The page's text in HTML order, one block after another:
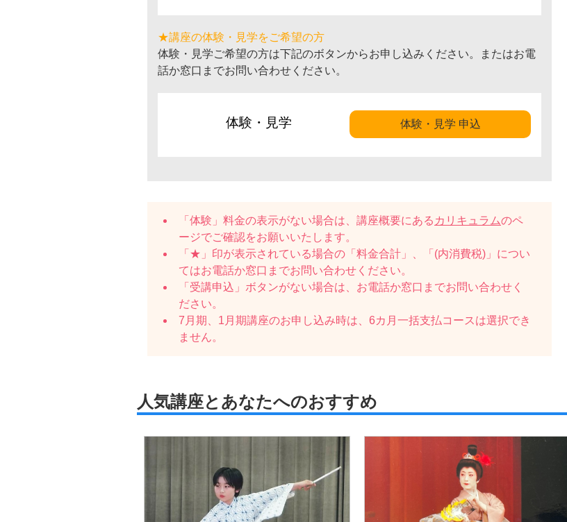
★講座の体験・見学をご希望の方
体験・見学ご希望の方は下記のボタンからお申し込みください。またはお電
話か窓口までお問い合わせください。
体験・見学 体験・見学 申込
「体験」料金の表示がない場合は、講座概要にある カリキュラムのペ
ージでご確認をお願いいたします。
「★」印が表示されている場合の「料金合計」、「(内消費税)」につい
てはお電話か窓口までお問い合わせください。
「受講申込」ボタンがない場合は、お電話か窓口までお問い合わせく
ださい。
7月期、1月期講座のお申し込み時は、6カ月一括支払コースは選択でき
ません。